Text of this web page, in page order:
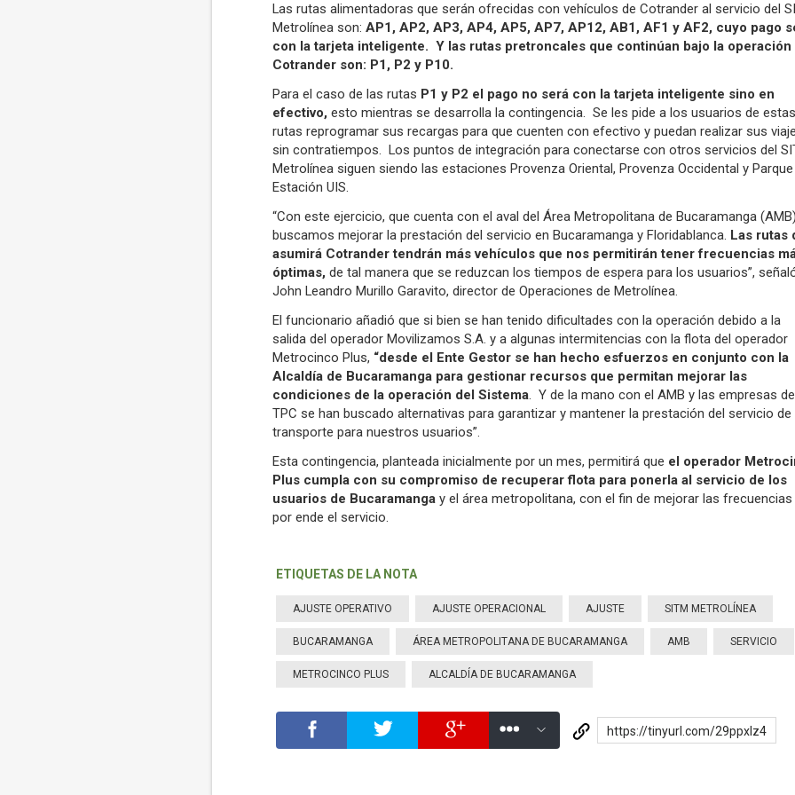
Las rutas alimentadoras que serán ofrecidas con vehículos de Cotrander al servicio del
Metrolínea son: AP1, AP2, AP3, AP4, AP5, AP7, AP12, AB1, AF1 y AF2, cuyo pago
con la tarjeta inteligente. Y las rutas pretroncales que continúan bajo la operación
Cotrander son: P1, P2 y P10.
Para el caso de las rutas P1 y P2 el pago no será con la tarjeta inteligente sino en
efectivo, esto mientras se desarrolla la contingencia. Se les pide a los usuarios de estas
rutas reprogramar sus recargas para que cuenten con efectivo y puedan realizar sus
sin contratiempos. Los puntos de integración para conectarse con otros servicios del
Metrolínea siguen siendo las estaciones Provenza Oriental, Provenza Occidental y Parque
Estación UIS.
“Con este ejercicio, que cuenta con el aval del Área Metropolitana de Bucaramanga
buscamos mejorar la prestación del servicio en Bucaramanga y Floridablanca. Las rutas
asumirá Cotrander tendrán más vehículos que nos permitirán tener frecuencias
óptimas, de tal manera que se reduzcan los tiempos de espera para los usuarios”,
John Leandro Murillo Garavito, director de Operaciones de Metrolínea.
El funcionario añadió que si bien se han tenido dificultades con la operación debido a la
salida del operador Movilizamos S.A. y a algunas intermitencias con la flota del operador
Metrocinco Plus, “desde el Ente Gestor se han hecho esfuerzos en conjunto con la
Alcaldía de Bucaramanga para gestionar recursos que permitan mejorar las
condiciones de la operación del Sistema. Y de la mano con el AMB y las empresas
TPC se han buscado alternativas para garantizar y mantener la prestación del servicio de
transporte para nuestros usuarios”.
Esta contingencia, planteada inicialmente por un mes, permitirá que el operador
Plus cumpla con su compromiso de recuperar flota para ponerla al servicio de los
usuarios de Bucaramangay el área metropolitana, con el fin de mejorar las frecuencias
por ende el servicio.
ETIQUETAS DE LA NOTA
AJUSTE OPERATIVO AJUSTE OPERACIONAL AJUSTE SITM METROLÍNEA
BUCARAMANGA ÁREA METROPOLITANA DE BUCARAMANGA AMB SERVICIO
METROCINCO PLUS ALCALDÍA DE BUCARAMANGA
https://tinyurl.com/29ppxlz4